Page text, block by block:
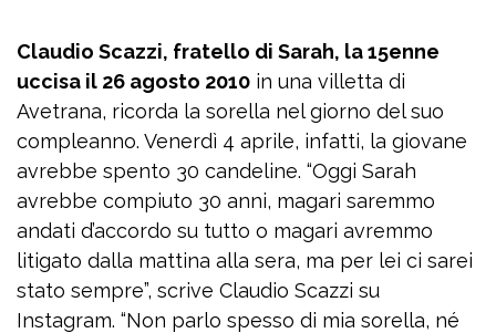
Claudio Scazzi, fratello di Sarah, la 15enne
uccisa il 26 agosto 2010 in una villetta di
Avetrana, ricorda la sorella nel giorno del suo
compleanno. Venerdì 4 aprile, infatti, la giovane
avrebbe spento 30 candeline. “Oggi Sarah
avrebbe compiuto 30 anni, magari saremmo
andati d’accordo su tutto o magari avremmo
litigato dalla mattina alla sera, ma per lei ci sarei
stato sempre”, scrive Claudio Scazzi su
Instagram. “Non parlo spesso di mia sorella, né